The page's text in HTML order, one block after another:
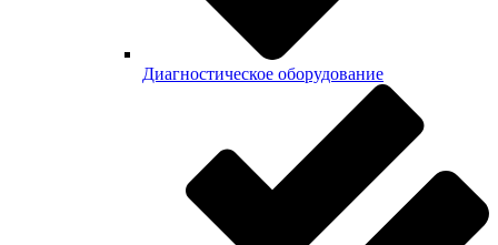
Диагностическое оборудование